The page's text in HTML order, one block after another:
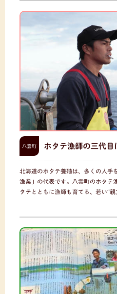
八雲町 ホタテ漁師の三代目
北海道のホタテ養殖は、多くの人手
漁業」の代表です。八雲町のホタテ
タテとともに漁師も育てる、若い“親